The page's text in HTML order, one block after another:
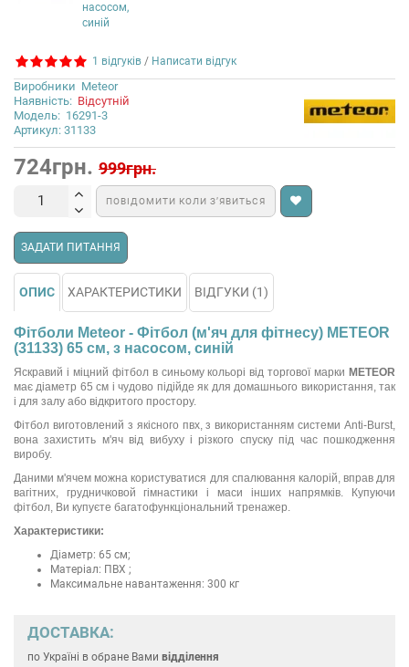
1 відгуків / Написати відгук
Виробники Meteor
Наявність: Відсутній
Модель: 16291-3
Артикул: 31133
724грн. 999грн.
ПОВІДОМИТИ КОЛИ З’ЯВИТЬСЯ
ЗАДАТИ ПИТАННЯ
ОПИС ХАРАКТЕРИСТИКИ ВІДГУКИ (1)
Фітболи Meteor - Фітбол (м'яч для фітнесу) METEOR
(31133) 65 см, з насосом, синій
Яскравий і міцний фітбол в синьому кольорі від торгової марки METEOR
має діаметр 65 см і чудово підійде як для домашнього використання, так
і для залу або відкритого простору.
Фітбол виготовлений з якісного пвх, з використанням системи Anti-Burst,
вона захистить м'яч від вибуху і різкого спуску під час пошкодження
виробу.
Даними м'ячем можна користуватися для спалювання калорій, вправ для
вагітних, грудничковой гімнастики і маси інших напрямків. Купуючи
фітбол, Ви купуєте багатофункціональний тренажер.
Характеристики:
Діаметр: 65 см;
Матеріал: ПВХ ;
Максимальне навантаження: 300 кг
ДОСТАВКА:
по Україні в обране Вами відділення